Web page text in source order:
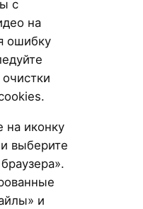
с
на
ошибку
на иконку
выберите
и